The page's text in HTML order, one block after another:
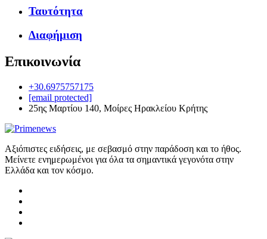
Ταυτότητα
Διαφήμιση
Επικοινωνία
+30.6975757175
[email protected]
25ης Μαρτίου 140, Μοίρες Ηρακλείου Κρήτης
Αξιόπιστες ειδήσεις, με σεβασμό στην παράδοση και το ήθος.
Μείνετε ενημερωμένοι για όλα τα σημαντικά γεγονότα στην
Ελλάδα και τον κόσμο.